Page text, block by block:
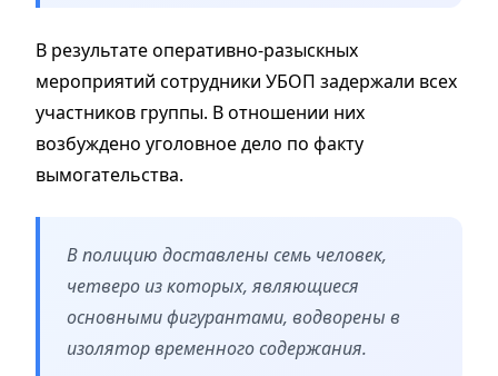
В результате оперативно-разыскных
мероприятий сотрудники УБОП задержали всех
участников группы. В отношении них
возбуждено уголовное дело по факту
вымогательства.
В полицию доставлены семь человек,
четверо из которых, являющиеся
основными фигурантами, водворены в
изолятор временного содержания.